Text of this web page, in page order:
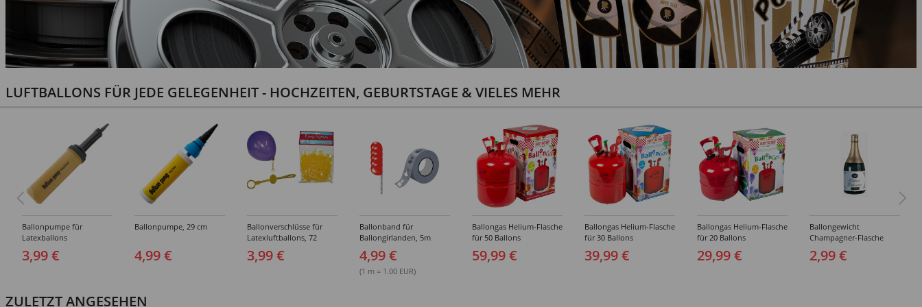
LUFTBALLONS FÜR JEDE GELEGENHEIT - HOCHZEITEN, GEBURTSTAGE & VIELES MEHR
Ballonpumpe für
Latexballons
3,99 €
Ballonpumpe, 29 cm
4,99 €
Ballonverschlüsse für
Latexluftballons, 72
Stück
3,99 €
Ballonband für
Ballongirlanden, 5m
Deko-Band aus PVC
4,99 €
(1 m = 1.00 EUR)
Ballongas Helium-Flasche
für 50 Ballons
59,99 €
Ballongas Helium-Flasche
für 30 Ballons
39,99 €
Ballongas Helium-Flasche
für 20 Ballons
29,99 €
Ballongewicht
Champagner-Flasche
2,99 €
ZULETZT ANGESEHEN